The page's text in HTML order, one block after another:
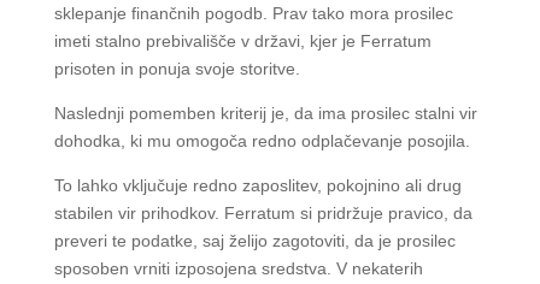
sklepanje finančnih pogodb. Prav tako mora prosilec
imeti stalno prebivališče v državi, kjer je Ferratum
prisoten in ponuja svoje storitve.
Naslednji pomemben kriterij je, da ima prosilec stalni vir
dohodka, ki mu omogoča redno odplačevanje posojila.
To lahko vključuje redno zaposlitev, pokojnino ali drug
stabilen vir prihodkov. Ferratum si pridržuje pravico, da
preveri te podatke, saj želijo zagotoviti, da je prosilec
sposoben vrniti izposojena sredstva. V nekaterih